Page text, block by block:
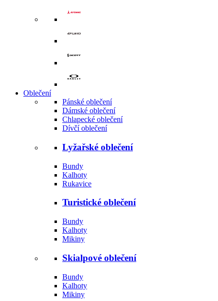
Oblečení
Pánské oblečení
Dámské oblečení
Chlapecké oblečení
Dívčí oblečení
Lyžařské oblečení
Bundy
Kalhoty
Rukavice
Turistické oblečení
Bundy
Kalhoty
Mikiny
Skialpové oblečení
Bundy
Kalhoty
Mikiny